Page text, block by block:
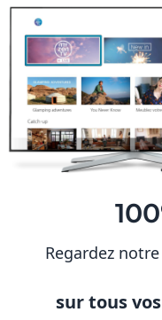
Regardez
sur tous